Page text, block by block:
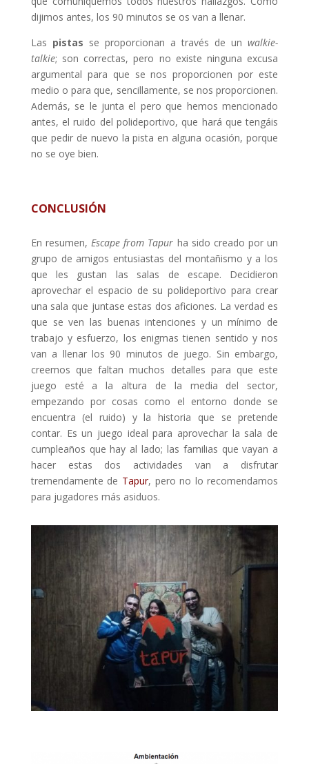
dijimos antes, los 90 minutos se os van a llenar.
Las pistas se proporcionan a través de unwalkie-
talkie; son correctas, pero no existe ninguna excusa
argumental para que se nos proporcionen por este
medio o para que, sencillamente, se nos proporcionen.
Además, se le junta el pero que hemos mencionado
antes, el ruido del polideportivo, que hará que tengáis
que pedir de nuevo la pista en alguna ocasión, porque
no se oye bien.
CONCLUSIÓN
En resumen,Escape from Tapur ha sido creado por un
grupo de amigos entusiastas del montañismo y a los
que les gustan las salas de escape. Decidieron
aprovechar el espacio de su polideportivo para crear
una sala que juntase estas dos aficiones. La verdad es
que se ven las buenas intenciones y un mínimo de
trabajo y esfuerzo, los enigmas tienen sentido y nos
van a llenar los 90 minutos de juego. Sin embargo,
creemos que faltan muchos detalles para que este
juego esté a la altura de la media del sector,
empezando por cosas como el entorno donde se
encuentra (el ruido) y la historia que se pretende
contar. Es un juego ideal para aprovechar la sala de
cumpleaños que hay al lado; las familias que vayan a
hacer estas dos actividades van a disfrutar
tremendamente de Tapur, pero no lo recomendamos
para jugadores más asiduos.